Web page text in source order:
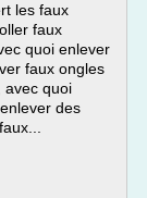
les faux
faux
quoi enlever
faux ongles
avec quoi
des